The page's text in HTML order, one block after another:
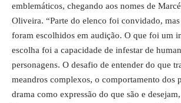
emblemáticos, chegando aos nomes de
Oliveira. “Parte do elenco foi convidado,
foram escolhidos em audição. O que foi um
escolha foi a capacidade de infestar de
personagens. O desafio de entender do que
meandros complexos, o comportamento dos
drama como expressão do que são e